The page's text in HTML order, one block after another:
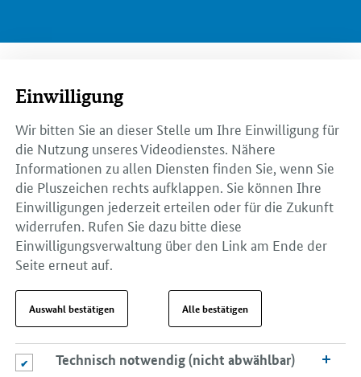
Einwilligung
Wir bitten Sie an dieser Stelle um Ihre Einwilligung für
die Nutzung unseres Videodienstes. Nähere
Informationen zu allen Diensten finden Sie, wenn Sie
die Pluszeichen rechts aufklappen. Sie können Ihre
Einwilligungen jederzeit erteilen oder für die Zukunft
widerrufen. Rufen Sie dazu bitte diese
Einwilligungsverwaltung über den Link am Ende der
Seite erneut auf.
Auswahl bestätigen Alle bestätigen
Technisch notwendig (nicht abwählbar)
Technisch notwendig (nicht abwählbar)